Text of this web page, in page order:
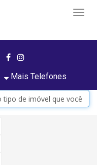
Mais Telefones